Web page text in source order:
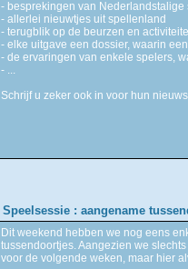
- besprekingen van Nederlandstalige
- allerlei nieuwtjes uit spellenland
- terugblik op de beurzen en
- elke uitgave een dossier, waarin
- de ervaringen van enkele spelers,
- ...
Schrijf u zeker ook in voor hun
Speelsessie : aangename
Dit weekend hebben we nog eens
tussendoortjes. Aangezien we
voor de volgende weken, maar hier